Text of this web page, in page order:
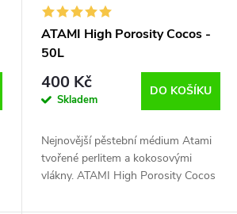
ATAMI High Porosity Cocos -
50L
400 Kč
Skladem
DO KOŠÍKU
Nejnovější pěstební médium Atami
tvořené perlitem a kokosovými
vlákny. ATAMI High Porosity Cocos
substrát s dobrou strukturou a